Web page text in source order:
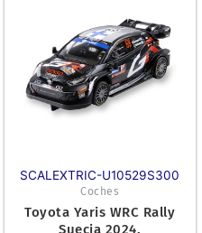
SCALEXTRIC-U10529S300
Coches
Toyota Yaris WRC Rally
Suecia 2024.
era:
57,95€.
es:
49,99€.